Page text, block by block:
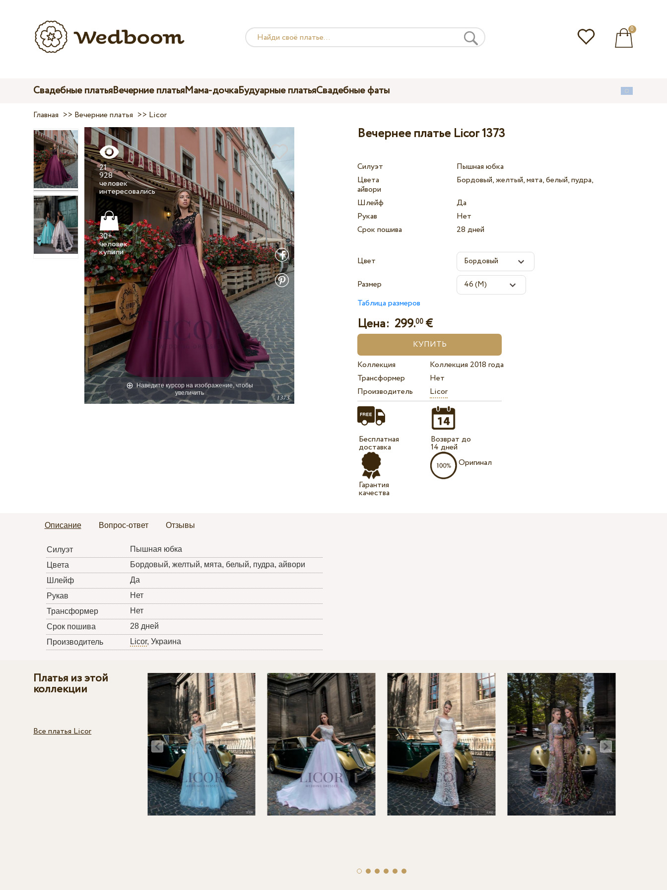
0
Свадебные платьяВечерние платьяМама-дочкаБудуарные платьяСвадебные фаты
Главная >> Вечерние платья >> Licor
Наведите курсор на изображение, чтобы
увеличить
21
928
человек
интересовались
30+
человек
купили
Вечернее платье Licor 1373
Силуэт
Пышная юбка
Цвета
Бордовый, желтый, мята, белый, пудра,
айвори
Шлейф
Да
Рукав
Нет
Срок пошива
28 дней
Цвет
Размер
Таблица размеров
Цена: 299.00 €
Коллекция
Коллекция 2018 года
Трансформер
Нет
Производитель
Licor
Бесплатная
доставка
Гарантия
качества
Возврат до
14 дней
Оригинал
Описание Вопрос-ответ Отзывы
Силуэт
Пышная юбка
Цвета
Бордовый, желтый, мята, белый, пудра, айвори
Шлейф
Да
Рукав
Нет
Трансформер
Нет
Срок пошива
28 дней
Производитель
Licor, Украина
Платья из этой
коллекции
Все платья Licor